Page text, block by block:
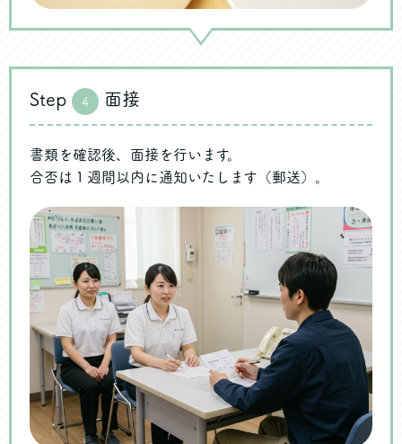
Step 4 面接
書類を確認後、面接を行います。
合否は１週間以内に通知いたします（郵送）。